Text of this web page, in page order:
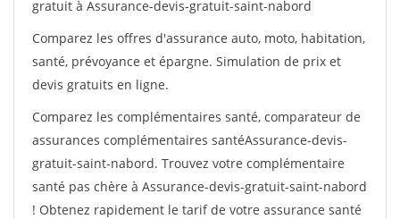
gratuit à Assurance-devis-gratuit-saint-nabord
Comparez les offres d'assurance auto, moto, habitation,
santé, prévoyance et épargne. Simulation de prix et
devis gratuits en ligne.
Comparez les complémentaires santé, comparateur de
assurances complémentaires santéAssurance-devis-
gratuit-saint-nabord. Trouvez votre complémentaire
santé pas chère à Assurance-devis-gratuit-saint-nabord
! Obtenez rapidement le tarif de votre assurance santé